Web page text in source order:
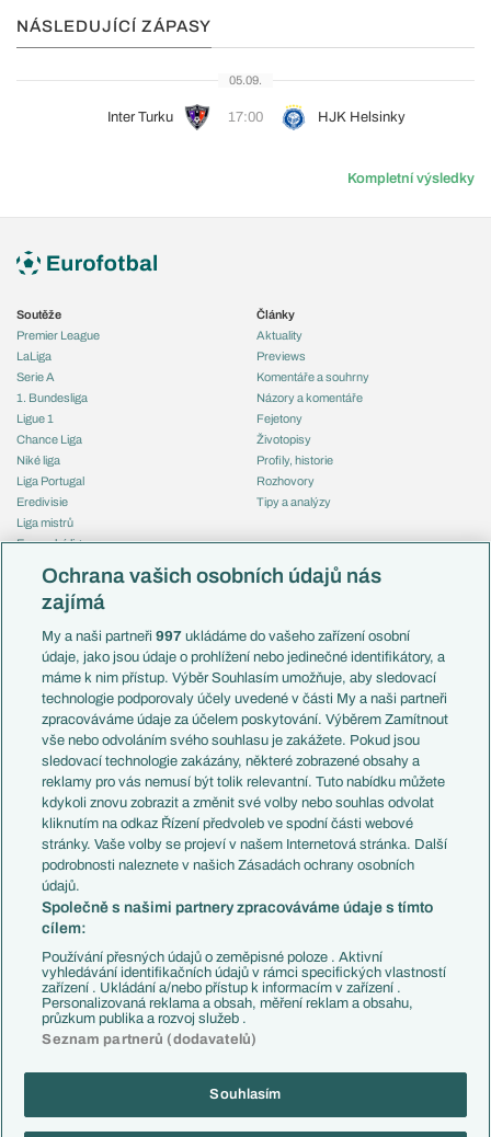
NÁSLEDUJÍCÍ ZÁPASY
05.09.
Inter Turku 17:00 HJK Helsinky
Kompletní výsledky
Soutěže
Premier League
LaLiga
Serie A
1. Bundesliga
Ligue 1
Chance Liga
Niké liga
Liga Portugal
Eredivisie
Liga mistrů
Evropská liga
Mistrovství světa
Liga národů
Témata
Představení týmů MS
EuroSkauting
PL v kostce
Evropské koeficienty
Přestupy
Přestupové spekulace
Zranění
Kluby
Arsenal FC
Chelsea FC
Manchester United
AC Milán
Juventus FC
Bayern Mnichov
FC Barcelona
Real Madrid
Články
Aktuality
Previews
Komentáře a souhrny
Názory a komentáře
Fejetony
Životopisy
Profily, historie
Rozhovory
Tipy a analýzy
Česko
Francie
Itálie
Německo
Španělsko
Argentina
Brazílie
Přestupy
Zápasy
Livescore
Tipovací soutěž
Copyright © 2001-2026 EuroFotbal.cz. Využíváme zpravodajství ČTK.
Ochrana vašich osobních údajů nás
zajímá
My a naši partneři997 ukládáme do vašeho zařízení osobní
údaje, jako jsou údaje o prohlížení nebo jedinečné identifikátory, a
máme k nim přístup. Výběr Souhlasím umožňuje, aby sledovací
technologie podporovaly účely uvedené v části My a naši partneři
zpracováváme údaje za účelem poskytování. Výběrem Zamítnout
vše nebo odvoláním svého souhlasu je zakážete. Pokud jsou
sledovací technologie zakázány, některé zobrazené obsahy a
reklamy pro vás nemusí být tolik relevantní. Tuto nabídku můžete
kdykoli znovu zobrazit a změnit své volby nebo souhlas odvolat
kliknutím na odkaz Řízení předvoleb ve spodní části webové
stránky. Vaše volby se projeví v našem Internetová stránka. Další
podrobnosti naleznete v našich Zásadách ochrany osobních
údajů.
Společně s našimi partnery zpracováváme údaje s tímto
cílem:
Používání přesných údajů o zeměpisné poloze . Aktivní
vyhledávání identifikačních údajů v rámci specifických vlastností
zařízení . Ukládání a/nebo přístup k informacím v zařízení .
Personalizovaná reklama a obsah, měření reklam a obsahu,
průzkum publika a rozvoj služeb .
Seznam partnerů (dodavatelů)
Souhlasím